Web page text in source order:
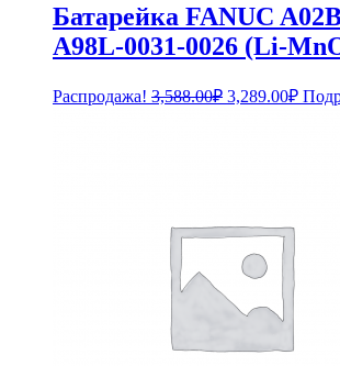
Батарейка FANUC
A98L-0031-0026 (Li-
Распродажа! 3,588.00₽ 3,289.00₽
цена: